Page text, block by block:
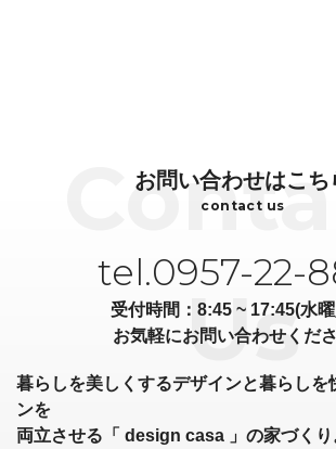
お問い合わせはこち
contact us
tel.0957-22-
受付時間：8:45 ~ 17:45(水
お気軽にお問い合わせくださ
暮らしを美しくするデザインと暮らしを
ンを
両立させる「 design casa 」の家づくり